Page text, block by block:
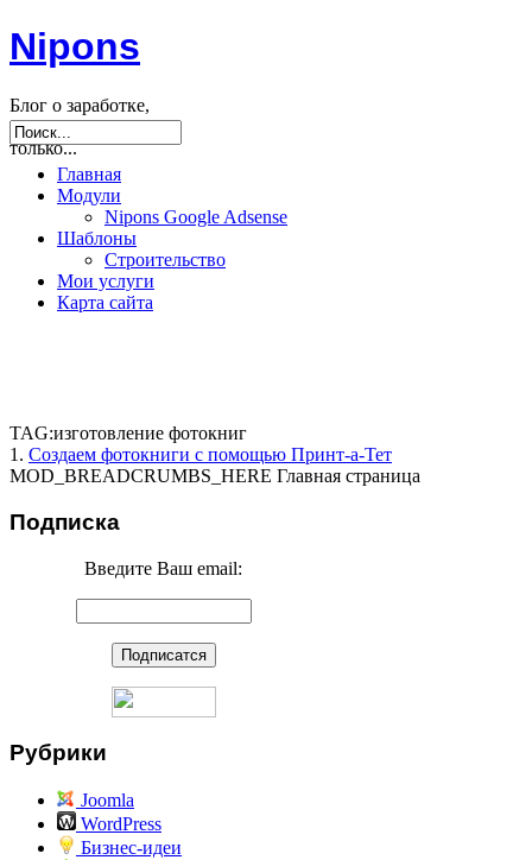
Nipons
Блог о заработке,
seo, joomla и не
только...
Главная
Модули
Nipons Google Adsense
Шаблоны
Строительство
Мои услуги
Карта сайта
TAG:изготовление фотокниг
1. Создаем фотокниги с помощью Принт-а-Тет
MOD_BREADCRUMBS_HERE Главная страница
Подписка
Введите Ваш email:
Рубрики
Joomla
WordPress
Бизнес-идеи